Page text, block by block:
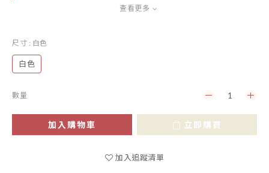
查看更多
尺寸 : 白色
白色
數量
加入購物車 立即購買
加入追蹤清單